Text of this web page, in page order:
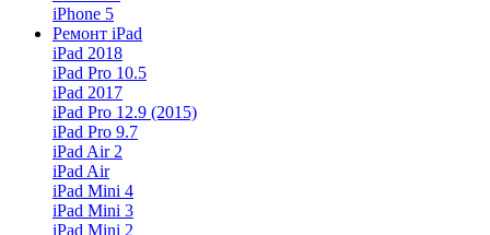
iPhone 5
Ремонт iPad
iPad 2018
iPad Pro 10.5
iPad 2017
iPad Pro 12.9 (2015)
iPad Pro 9.7
iPad Air 2
iPad Air
iPad Mini 4
iPad Mini 3
iPad Mini 2